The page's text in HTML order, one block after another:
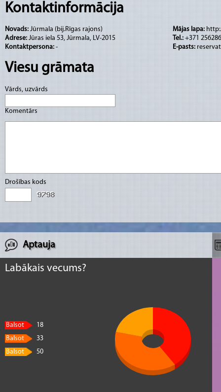
stilā.Šobrīd ēka ir pilnībā restaurēta un
ērtībām.
Kontaktinformācija
Novads: Jūrmala (bij.Rīgas rajons)
Adrese: Jūras iela 53, Jūrmala, LV-2015
Kontaktpersona: -
Mājas lapa:
Tel.: +371
E-pasts:
Viesu grāmata
Vārds, uzvārds
Komentārs
Drošības kods
Aptauja
Labākais vecums?
Balsot
18
Balsot
33
Balsot
50